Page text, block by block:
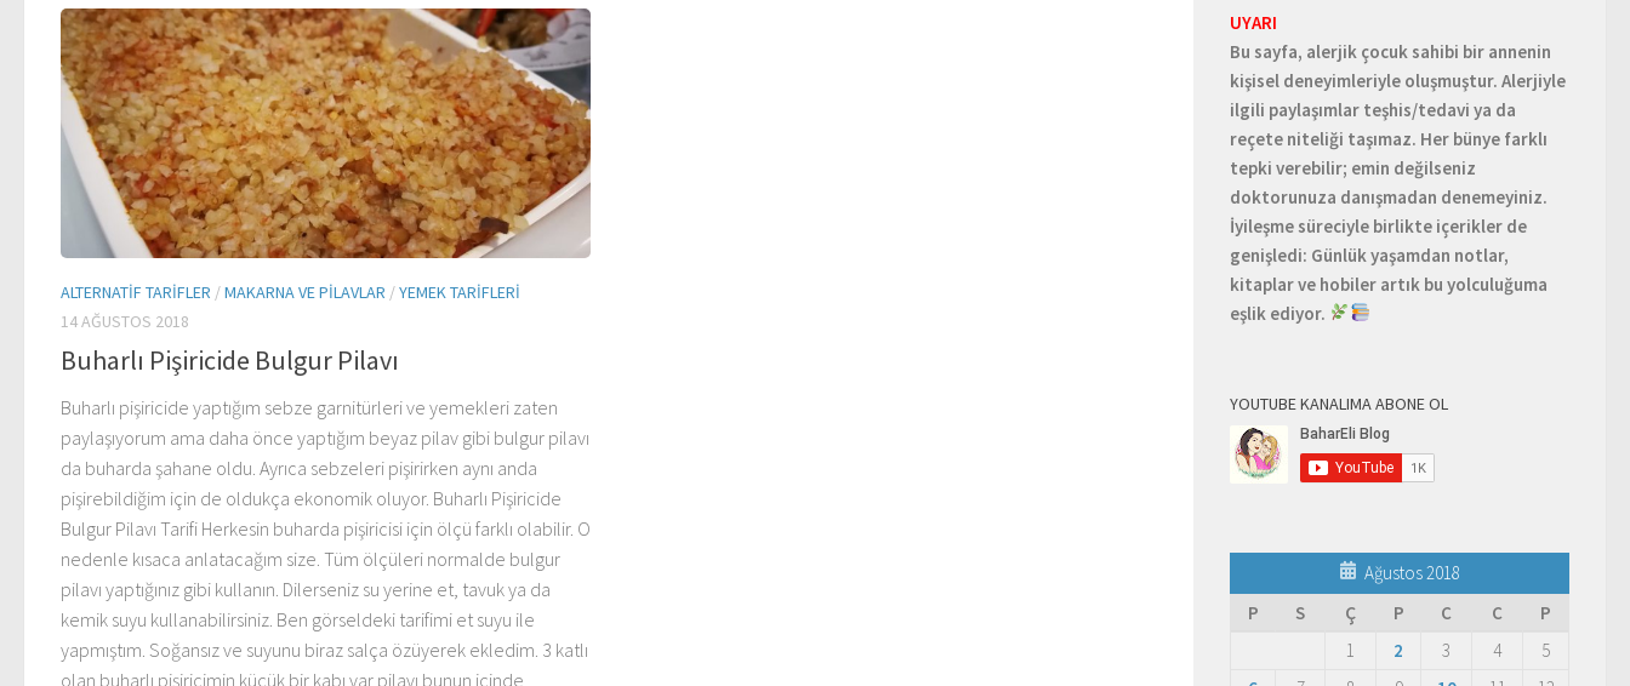
ALTERNATIF TARIFLER /MAKARNA VE PILAVLAR /YEMEK TARIFLERI
14 AĞUSTOS 2018
Buharlı Pişiricide Bulgur Pilavı
Buharlı pişiricide yaptığım sebze garnitürleri ve yemekleri zaten
paylaşıyorum ama daha önce yaptığım beyaz pilav gibi bulgur pilavı
da buharda şahane oldu. Ayrıca sebzeleri pişirirken aynı anda
pişirebildiğim için de oldukça ekonomik oluyor. Buharlı Pişiricide
Bulgur Pilavı Tarifi Herkesin buharda pişiricisi için ölçü farklı olabilir. O
nedenle kısaca anlatacağım size. Tüm ölçüleri normalde bulgur
pilavı yaptığınız gibi kullanın. Dilerseniz su yerine et, tavuk ya da
kemik suyu kullanabilirsiniz. Ben görseldeki tarifimi et suyu ile
yapmıştım. Soğansız ve suyunu biraz salça özüyerek ekledim. 3 katlı
olan buharlı pişiricimin küçük bir kabı var pilavı bunun içinde
UYARI
Bu sayfa, alerjik çocuk sahibi bir annenin
kişisel deneyimleriyle oluşmuştur. Alerjiyle
ilgili paylaşımlar teşhis/tedavi ya da
reçete niteliği taşımaz. Her bünye farklı
tepki verebilir; emin değilseniz
doktorunuza danışmadan denemeyiniz.
İyileşme süreciyle birlikte içerikler de
genişledi: Günlük yaşamdan notlar,
kitaplar ve hobiler artık bu yolculuğuma
eşlik ediyor.
YOUTUBE KANALIMA ABONE OL
Ağustos 2018
P
S Ç P C C
P
1
2 3 4
5